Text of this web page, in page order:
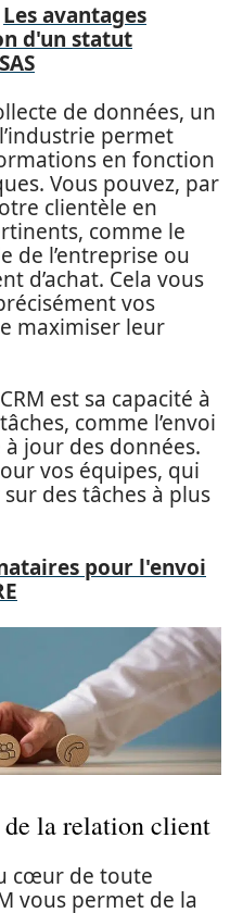
Les avantages
d'un statut
de données, un
permet
en fonction
Vous pouvez, par
clientèle en
comme le
de l’entreprise ou
d’achat. Cela vous
vos
maximiser leur
est sa capacité à
comme l’envoi
jour des données.
vos équipes, qui
des tâches à plus
pour l'envoi
la relation client
cœur de toute
vous permet de la